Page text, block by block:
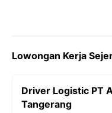
Lowongan Kerja
Driver Logistic PT
Tangerang